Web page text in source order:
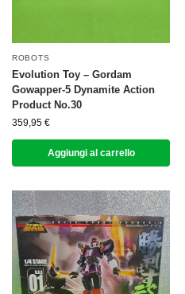
ROBOTS
Evolution Toy – Gordam
Gowapper-5 Dynamite Action
Product No.30
359,95 €
Aggiungi al carrello